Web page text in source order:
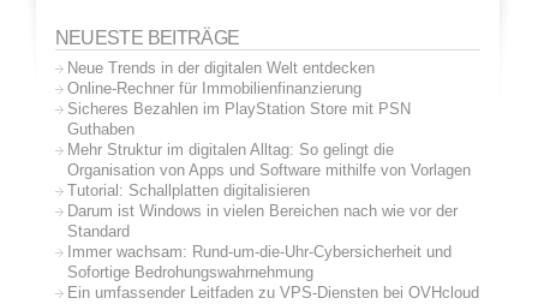
NEUESTE BEITRÄGE
Neue Trends in der digitalen Welt entdecken
Online-Rechner für Immobilienfinanzierung
Sicheres Bezahlen im PlayStation Store mit PSN
Guthaben
Mehr Struktur im digitalen Alltag: So gelingt die
Organisation von Apps und Software mithilfe von Vorlagen
Tutorial: Schallplatten digitalisieren
Darum ist Windows in vielen Bereichen nach wie vor der
Standard
Immer wachsam: Rund-um-die-Uhr-Cybersicherheit und
Sofortige Bedrohungswahrnehmung
Ein umfassender Leitfaden zu VPS-Diensten bei OVHcloud